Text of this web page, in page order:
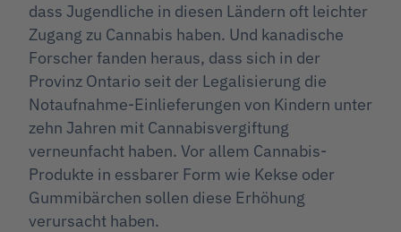
dass Jugendliche in diesen Ländern oft leichter
Zugang zu Cannabis haben. Und kanadische
Forscher fanden heraus, dass sich in der
Provinz Ontario seit der Legalisierung die
Notaufnahme-Einlieferungen von Kindern unter
zehn Jahren mit Cannabisvergiftung
verneunfacht haben. Vor allem Cannabis-
Produkte in essbarer Form wie Kekse oder
Gummibärchen sollen diese Erhöhung
verursacht haben.